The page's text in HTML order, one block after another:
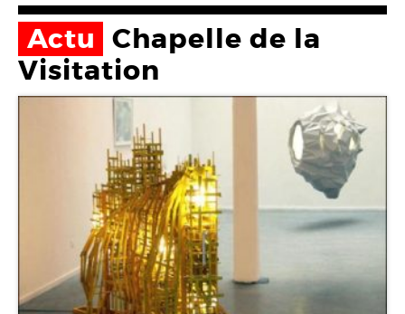
Actu Chapelle de la
Visitation